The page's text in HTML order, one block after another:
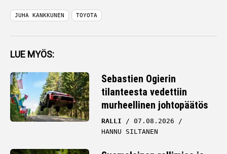
JUHA KANKKUNEN TOYOTA
LUE MYÖS:
Sebastien Ogierin
tilanteesta vedettiin
murheellinen johtopäätös
RALLI
07.08.2026
HANNU SILTANEN